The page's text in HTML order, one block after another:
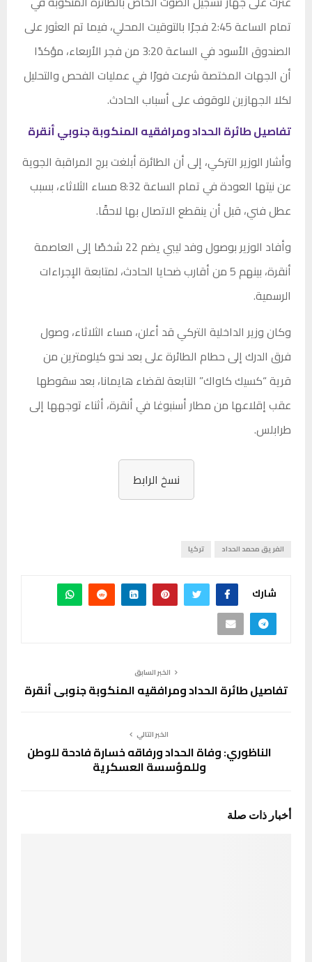
تمام الساعة 2:45 فجرًا بالتوقيت المحلي، فيما تم العثور على
الصندوق الأسود في الساعة 3:20 من فجر الأربعاء، مؤكدًا
أن الجهات المختصة شرعت فورًا في عمليات الفحص والتحليل
لكلا الجهازين للوقوف على أسباب الحادث.
تفاصيل طائرة الحداد ومرافقيه المنكوبة جنوبي أنقرة
وأشار الوزير التركي، إلى أن الطائرة أبلغت برج المراقبة الجوية
عن نيتها العودة في تمام الساعة 8:32 مساء الثلاثاء، بسبب
عطل فني، قبل أن ينقطع الاتصال بها لاحقًا.
وأفاد الوزير بوصول وفد ليبي يضم 22 شخصًا إلى العاصمة
أنقرة، بينهم 5 من أقارب ضحايا الحادث، لمتابعة الإجراءات
الرسمية.
وكان وزير الداخلية التركي قد أعلن، مساء الثلاثاء، وصول
فرق الدرك إلى حطام الطائرة على بعد نحو كيلومترين من
قرية “كسيك كاواك” التابعة لقضاء هايمانا، بعد سقوطها
عقب إقلاعها من مطار أسنبوغا في أنقرة، أثناء توجهها إلى
طرابلس.
نسخ الرابط
الفريق محمد الحداد تركيا
شارك
الخبر السابق
تفاصيل طائرة الحداد ومرافقيه المنكوبة جنوبي أنقرة
الخبر التالي
الناظوري: وفاة الحداد ورفاقه خسارة فادحة للوطن
وللمؤسسة العسكرية
أخبار ذات صلة